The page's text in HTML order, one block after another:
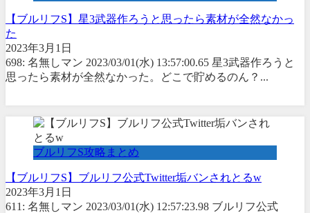
【ブルリフS】星3武器作ろうと思ったら素材が全然なかっ
た
2023年3月1日
698: 名無しマン 2023/03/01(水) 13:57:00.65 星3武器作ろうと
思ったら素材が全然なかった。どこで貯めるのん？...
ブルリフS攻略まとめ
【ブルリフS】ブルリフ公式Twitter垢バンされとるw
2023年3月1日
611: 名無しマン 2023/03/01(水) 12:57:23.98 ブルリフ公式